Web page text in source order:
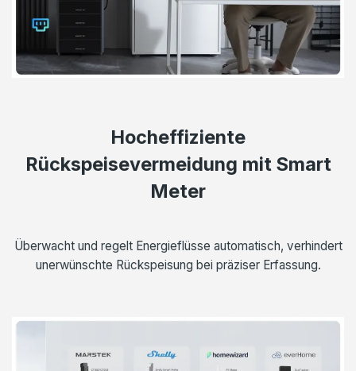
Hocheffiziente
Rückspeisevermeidung mit Smart
Meter
Überwacht und regelt Energieflüsse automatisch, verhindert
unerwünschte Rückspeisung bei präziser Erfassung.